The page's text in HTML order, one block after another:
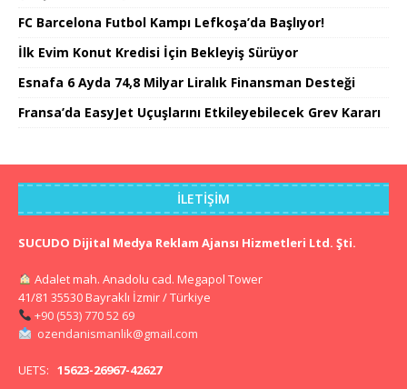
FC Barcelona Futbol Kampı Lefkoşa’da Başlıyor!
İlk Evim Konut Kredisi İçin Bekleyiş Sürüyor
Esnafa 6 Ayda 74,8 Milyar Liralık Finansman Desteği
Fransa’da EasyJet Uçuşlarını Etkileyebilecek Grev Kararı
İLETIŞIM
SUCUDO Dijital Medya Reklam Ajansı Hizmetleri Ltd. Şti.
Adalet mah. Anadolu cad. Megapol Tower
41/81 35530 Bayraklı İzmir / Türkiye
+90 (553) 770 52 69
ozendanismanlik@gmail.com
UETS: 15623-26967-42627